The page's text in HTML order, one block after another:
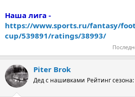
Наша лига -
https://www.sports.ru/fantasy/
cup/539891/ratings/38993/
Piter Brok
Дед с нашивками Рейтинг